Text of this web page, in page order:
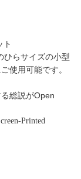
ト
ひらサイズの小型
使用可能です。
総説がOpen
Printed